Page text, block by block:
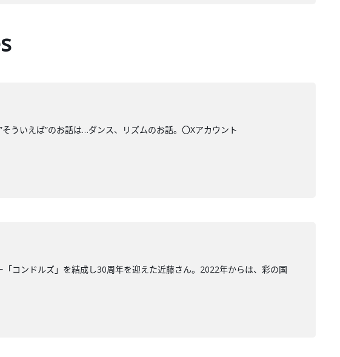
ういえば”のお話は…ダンス、リズムのお話。〇Xアカウント
コンドルズ」を結成し30周年を迎えた近藤さん。2022年からは、彩の国